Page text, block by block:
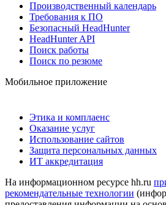
Производственный календарь
Требования к ПО
Безопасный HeadHunter
HeadHunter API
Поиск работы
Поиск по резюме
Мобильное приложение
Этика и комплаенс
Оказание услуг
Использование сайтов
Защита персональных данных
ИТ аккредитация
На информационном ресурсе hh.ru
рекомендательные технологии